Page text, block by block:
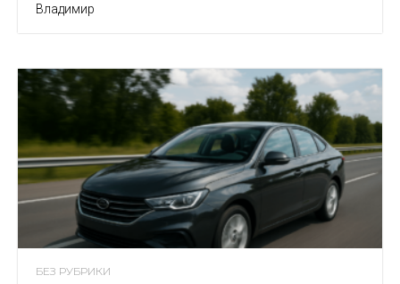
Владимир
БЕЗ РУБРИКИ